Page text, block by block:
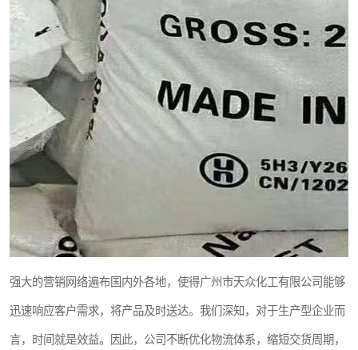
强大的营销网络遍布国内外各地，使得广州市天众化工有限公司能够
迅速响应客户需求，将产品及时送达。我们深知，对于生产型企业而
言，时间就是效益。因此，公司不断优化物流体系，缩短交货周期，